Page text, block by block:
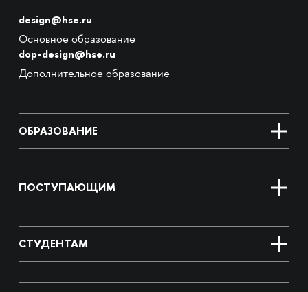
design@hse.ru
Основное образование
dop-design@hse.ru
Дополнительное образование
ОБРАЗОВАНИЕ
ПОСТУПАЮЩИМ
СТУДЕНТАМ